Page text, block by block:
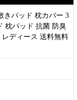
きパッド 枕カバー 3
枕パッド 抗菌 防臭
ディース 送料無料